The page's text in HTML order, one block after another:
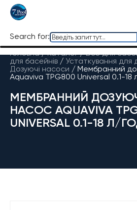
Search for:
Головна / Каталог/Все для
для басейнів / Устаткування для
Дозуючі насоси / Мембранний
Aquaviva TPG800 Universal 0.1-18
МЕМБРАННИЙ
НАСОС AQUAVIVA
UNIVERSAL 0.1-18 Л/